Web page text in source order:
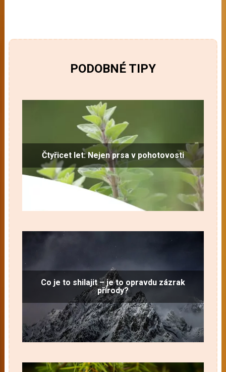
PODOBNÉ TIPY
Čtyřicet let: Nejen prsa v pohotovosti
Co je to shilajit – je to opravdu zázrak
přírody?